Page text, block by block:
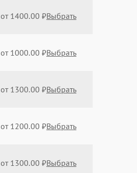
от 1400.00 ₽Выбрать
от 1000.00 ₽Выбрать
от 1300.00 ₽Выбрать
от 1200.00 ₽Выбрать
от 1300.00 ₽Выбрать